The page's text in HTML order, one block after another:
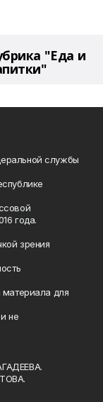
"Еда и
службы
года.
зрения
материала для
не